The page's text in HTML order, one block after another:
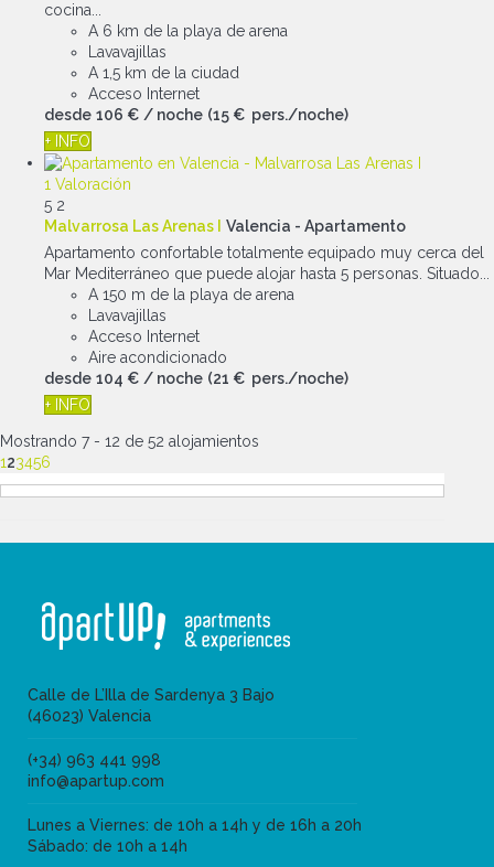
cocina...
A 6 km de la playa de arena
Lavavajillas
A 1,5 km de la ciudad
Acceso Internet
desde 106 € / noche (15 € pers./noche)
+ INFO
1 Valoración
5 2
Malvarrosa Las Arenas I
Valencia - Apartamento
Apartamento confortable totalmente equipado muy cerca del
Mar Mediterráneo que puede alojar hasta 5 personas. Situado...
A 150 m de la playa de arena
Lavavajillas
Acceso Internet
Aire acondicionado
desde 104 € / noche (21 € pers./noche)
+ INFO
Mostrando 7 - 12 de 52 alojamientos
123456
Calle de L’Illa de Sardenya 3 Bajo
(46023) Valencia
(+34) 963 441 998
info@apartup.com
Lunes a Viernes: de 10h a 14h y de 16h a 20h
Sábado: de 10h a 14h